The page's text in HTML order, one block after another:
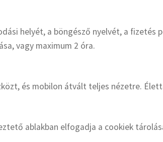
helyét, a böngésző nyelvét, a fizetés
vagy maximum 2 óra.
és mobilon átvált teljes nézetre.
ablakban elfogadja a cookiek